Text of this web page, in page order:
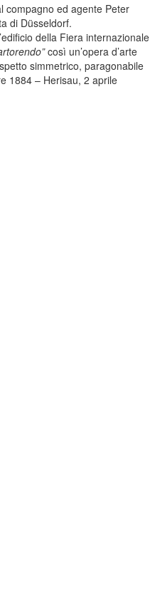
compagno ed agente Peter
di Düsseldorf.
della Fiera internazionale
così un’opera d’arte
simmetrico, paragonabile
1884 – Herisau, 2 aprile